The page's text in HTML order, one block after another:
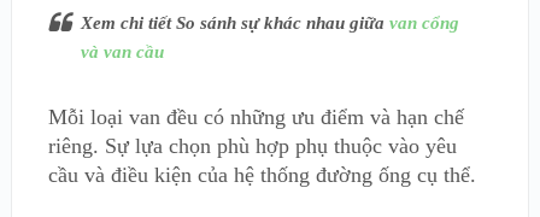
Xem chi tiết So sánh sự khác nhau giữa van cổng
và van cầu
Mỗi loại van đều có những ưu điểm và hạn chế
riêng. Sự lựa chọn phù hợp phụ thuộc vào yêu
cầu và điều kiện của hệ thống đường ống cụ thể.